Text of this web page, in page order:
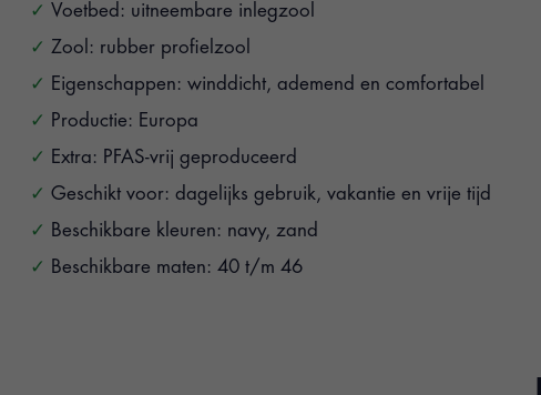
Voetbed: uitneembare inlegzool
Zool: rubber profielzool
Eigenschappen: winddicht, ademend en comfortabel
Productie: Europa
Extra: PFAS-vrij geproduceerd
Geschikt voor: dagelijks gebruik, vakantie en vrije tijd
Beschikbare kleuren: navy, zand
Beschikbare maten: 40 t/m 46